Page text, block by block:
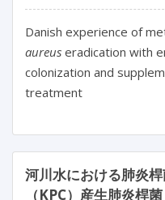
Danish experience of
aureus eradication with
colonization and
treatment
河川水における肺炎
（KPC）産生肺炎桿